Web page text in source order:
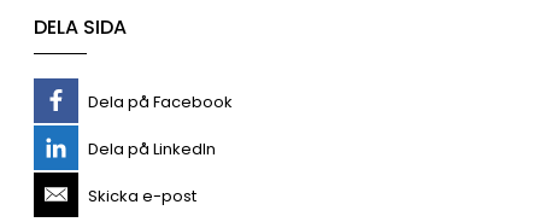
DELA SIDA
Dela på Facebook
Dela på LinkedIn
Skicka e-post